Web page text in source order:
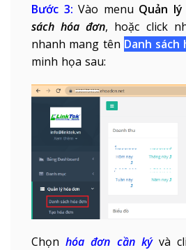
Bước 3:Vào menu Quản
sách hóa đơn, hoặc click
nhanh mang tên Danh sách
minh họa sau:
Chọn hóa đơn cần kývà